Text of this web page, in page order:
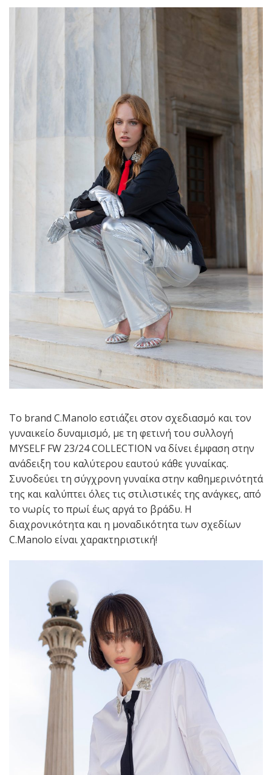
Το brand C.Manolo εστιάζει στον σχεδιασμό και τον
γυναικείο δυναμισμό, με τη φετινή του συλλογή
MYSELF FW 23/24 COLLECTION να δίνει έμφαση στην
ανάδειξη του καλύτερου εαυτού κάθε γυναίκας.
Συνοδεύει τη σύγχρονη γυναίκα στην καθημερινότητά
της και καλύπτει όλες τις στιλιστικές της ανάγκες, από
το νωρίς το πρωί έως αργά το βράδυ. Η
διαχρονικότητα και η μοναδικότητα των σχεδίων
C.Manolo είναι χαρακτηριστική!